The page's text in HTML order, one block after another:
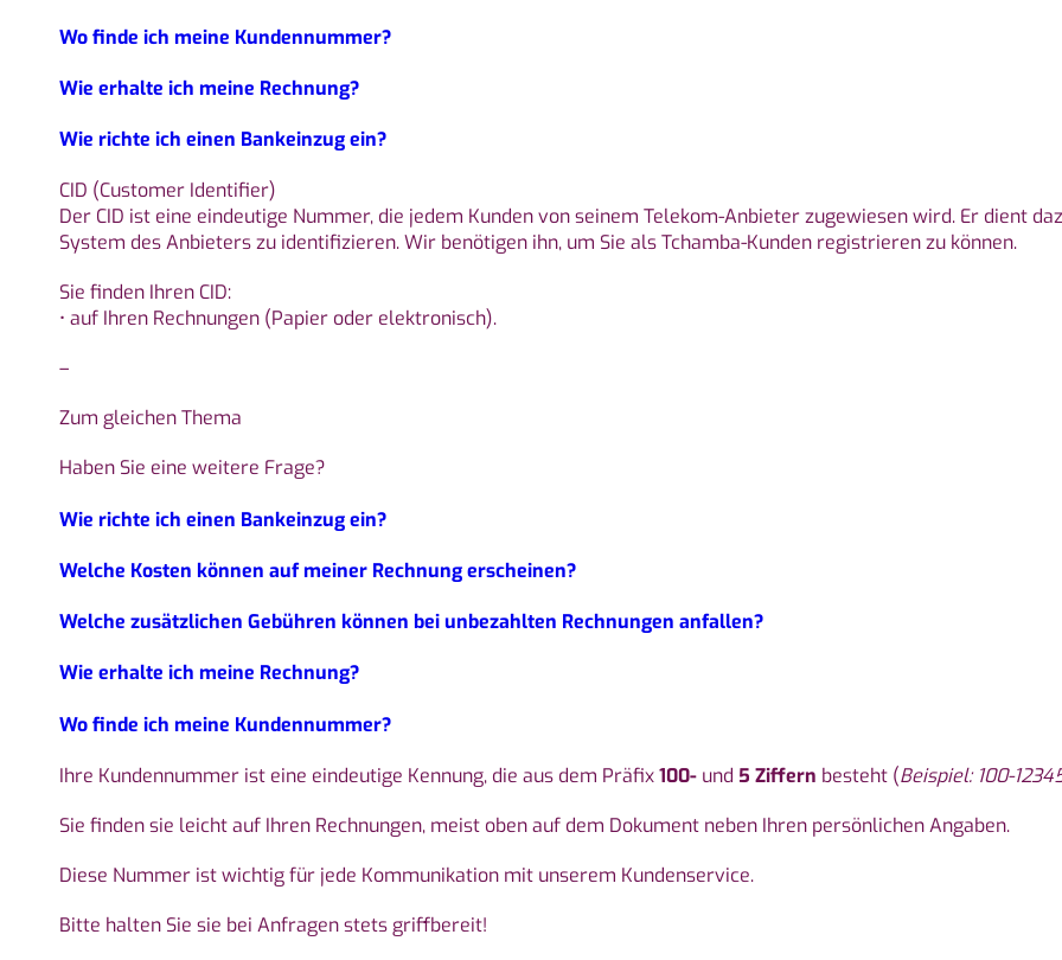
Wo finde ich meine Kundennummer?
Wie erhalte ich meine Rechnung?
Wie richte ich einen Bankeinzug ein?
CID (Customer Identifier)
Der CID ist eine eindeutige Nummer, die jedem Kunden von seinem Telekom-Anbieter zugewiesen wird. Er dient
System des Anbieters zu identifizieren. Wir benötigen ihn, um Sie als Tchamba-Kunden registrieren zu können.
Sie finden Ihren CID:
• auf Ihren Rechnungen (Papier oder elektronisch).
–
Zum gleichen Thema
Haben Sie eine weitere Frage?
Wie richte ich einen Bankeinzug ein?
Welche Kosten können auf meiner Rechnung erscheinen?
Welche zusätzlichen Gebühren können bei unbezahlten Rechnungen anfallen?
Wie erhalte ich meine Rechnung?
Wo finde ich meine Kundennummer?
Ihre Kundennummer ist eine eindeutige Kennung, die aus dem Präfix100- und 5 Ziffern besteht (Beispiel: 100-
Sie finden sie leicht auf Ihren Rechnungen, meist oben auf dem Dokument neben Ihren persönlichen Angaben.
Diese Nummer ist wichtig für jede Kommunikation mit unserem Kundenservice.
Bitte halten Sie sie bei Anfragen stets griffbereit!